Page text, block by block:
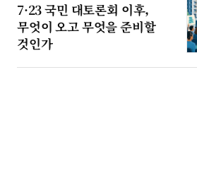
7·23 국민 대토론회 이후,
무엇이 오고 무엇을 준비할
것인가